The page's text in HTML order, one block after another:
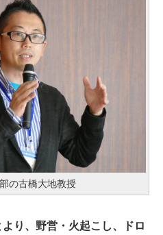
の古橋大地教授
り、野営・火起こし、ドロ